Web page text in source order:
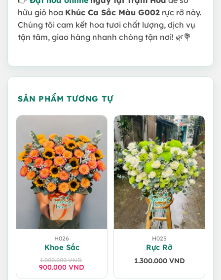
hữu giỏ hoa Khúc Ca Sắc Màu G002 rực rỡ này.
Chúng tôi cam kết hoa tươi chất lượng, dịch vụ
tận tâm, giao hàng nhanh chóng tận nơi! 🌿💐
SẢN PHẨM TƯƠNG TỰ
H026
Khoe Sắc
1.000.000VND
Giá
900.000 VND
Giá
H025
Rực Rỡ
1.300.000 VND